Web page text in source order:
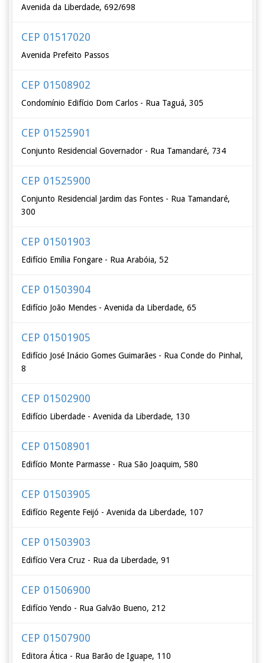
Avenida da Liberdade, 692/698
CEP 01517020
Avenida Prefeito Passos
CEP 01508902
Condomínio Edifício Dom Carlos - Rua Taguá, 305
CEP 01525901
Conjunto Residencial Governador - Rua Tamandaré, 734
CEP 01525900
Conjunto Residencial Jardim das Fontes - Rua Tamandaré,
300
CEP 01501903
Edifício Emília Fongare - Rua Arabóia, 52
CEP 01503904
Edifício João Mendes - Avenida da Liberdade, 65
CEP 01501905
Edifício José Inácio Gomes Guimarães - Rua Conde do Pinhal,
8
CEP 01502900
Edifício Liberdade - Avenida da Liberdade, 130
CEP 01508901
Edifício Monte Parmasse - Rua São Joaquim, 580
CEP 01503905
Edifício Regente Feijó - Avenida da Liberdade, 107
CEP 01503903
Edifício Vera Cruz - Rua da Liberdade, 91
CEP 01506900
Edifício Yendo - Rua Galvão Bueno, 212
CEP 01507900
Editora Ática - Rua Barão de Iguape, 110